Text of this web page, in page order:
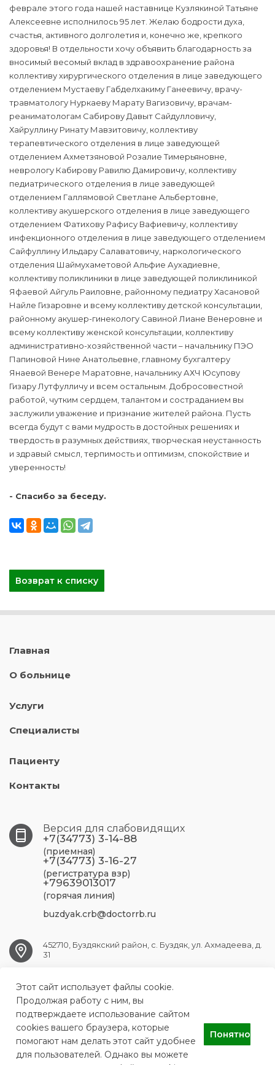
феврале этого года нашей наставнице Кузлякиной Татьяне
Алексеевне исполнилось 95 лет. Желаю бодрости духа,
счастья, активного долголетия и, конечно же, крепкого
здоровья! В отдельности хочу объявить благодарность за
вносимый весомый вклад в здравоохранение района
коллективу хирургического отделения в лице заведующего
отделением Мустаеву Габделхакиму Ганеевичу, врачу-
травматологу Нуркаеву Марату Вагизовичу, врачам-
реаниматологам Сабирову Давыт Сайдулловичу,
Хайруллину Ринату Мавзитовичу, коллективу
терапевтического отделения в лице заведующей
отделением Ахметзяновой Розалие Тимерьяновне,
неврологу Кабирову Равилю Дамировичу, коллективу
педиатрического отделения в лице заведующей
отделением Галлямовой Светлане Альбертовне,
коллективу акушерского отделения в лице заведующего
отделением Фатихову Рафису Вафиевичу, коллективу
инфекционного отделения в лице заведующего отделением
Сайфуллину Ильдару Салаватовичу, наркологического
отделения Шаймухаметовой Альфие Аухадиевне,
коллективу поликлиники в лице заведующей поликлиникой
Яфаевой Айгуль Раиловне, районному педиатру Хасановой
Найле Гизаровне и всему коллективу детской консультации,
районному акушер-гинекологу Савиной Лиане Венеровне и
всему коллективу женской консультации, коллективу
административно-хозяйственной части – начальнику ПЭО
Папиновой Нине Анатольевне, главному бухгалтеру
Янаевой Венере Маратовне, начальнику АХЧ Юсупову
Гизару Лутфулличу и всем остальным. Добросовестной
работой, чутким сердцем, талантом и состраданием вы
заслужили уважение и признание жителей района. Пусть
всегда будут с вами мудрость в достойных решениях и
твердость в разумных действиях, творческая неустанность
и здравый смысл, терпимость и оптимизм, спокойствие и
уверенность!
- Спасибо за беседу.
Возврат к списку
Главная
О больнице
Услуги
Специалисты
Пациенту
Контакты
Версия для слабовидящих
+7(34773) 3-14-88
(приемная)
+7(34773) 3-16-27
(регистратура взр)
+79639013017
(горячая линия)
buzdyak.crb@doctorrb.ru
452710, Буздякский район, с. Буздяк, ул. Ахмадеева, д.
31
BUZDYAK.CRB@doctorrb.ru
Буздякская центральная районная больница
Этот сайт использует файлы cookie.
Продолжая работу с ним, вы
подтверждаете использование сайтом
cookies вашего браузера, которые
помогают нам делать этот сайт удобнее
для пользователей. Однако вы можете
Понятно